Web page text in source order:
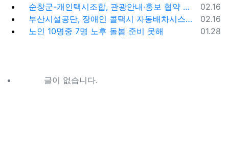
등록일
02.16
순창군-개인택시조합, 관광안내·홍보 협약 체결
등록일
02.16
부산시설공단, 장애인 콜택시 자동배차시스템 시범 운영
등록일
01.28
노인 10명중 7명 노후 돌봄 준비 못해
글이 없습니다.